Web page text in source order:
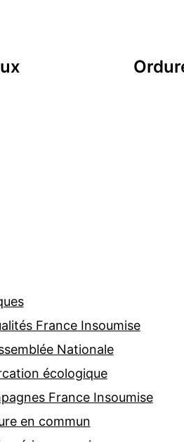
France Insoumise
Nationale
écologique
France Insoumise
en commun